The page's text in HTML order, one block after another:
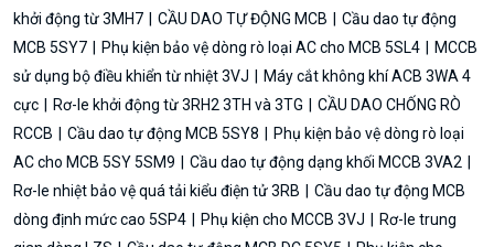
khởi động từ 3MH7
CẦU DAO TỰ ĐỘNG MCB
Cầu dao tự động
MCB 5SY7
Phụ kiện bảo vệ dòng rò loại AC cho MCB 5SL4
MCCB
sử dụng bộ điều khiển từ nhiệt 3VJ
Máy cắt không khí ACB 3WA 4
cực
Rơ-le khởi động từ 3RH2 3TH và 3TG
CẦU DAO CHỐNG RÒ
RCCB
Cầu dao tự động MCB 5SY8
Phụ kiện bảo vệ dòng rò loại
AC cho MCB 5SY 5SM9
Cầu dao tự động dạng khối MCCB 3VA2
Rơ-le nhiệt bảo vệ quá tải kiểu điện tử 3RB
Cầu dao tự động MCB
dòng định mức cao 5SP4
Phụ kiện cho MCCB 3VJ
Rơ-le trung